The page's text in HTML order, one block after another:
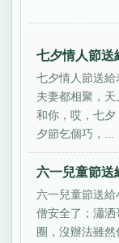
七夕情人節送
七夕情人節送
夫妻都相聚，
和你，哎，七
夕節乞個巧，...
六一兒童節送
六一兒童節送
僧安全了；瀟
圈，沒辦法雖